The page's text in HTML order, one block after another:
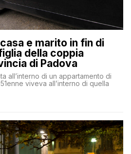
e marito in fin di
della coppia
di Padova
all’interno di un appartamento di
viveva all’interno di quella